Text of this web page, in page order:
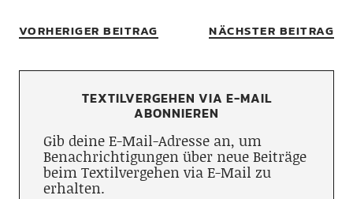
VORHERIGER BEITRAG NÄCHSTER BEITRAG
TEXTILVERGEHEN VIA E-MAIL
ABONNIEREN
Gib deine E-Mail-Adresse an, um
Benachrichtigungen über neue Beiträge
beim Textilvergehen via E-Mail zu
erhalten.